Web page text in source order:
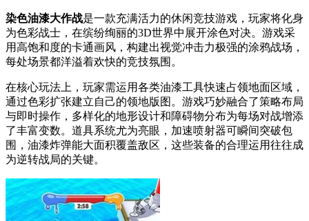
染色油漆大作战是一款充满活力的休闲竞技游戏，玩家将化身
为色彩战士，在缤纷绚丽的3D世界中展开涂色对决。游戏采
用高饱和度的卡通画风，构建出视觉冲击力极强的涂鸦战场，
每处场景都洋溢着欢快的竞技氛围。
在核心玩法上，玩家需运用各类油漆工具快速占领地面区域，
通过色彩扩张建立自己的领地版图。游戏巧妙融合了策略布局
与即时操作，多样化的地形设计和障碍物分布为每场对战增添
了丰富变数。道具系统尤为亮眼，加速喷射器可瞬间突破包
围，油漆炸弹能大面积覆盖敌区，这些装备的合理运用往往成
为逆转战局的关键。